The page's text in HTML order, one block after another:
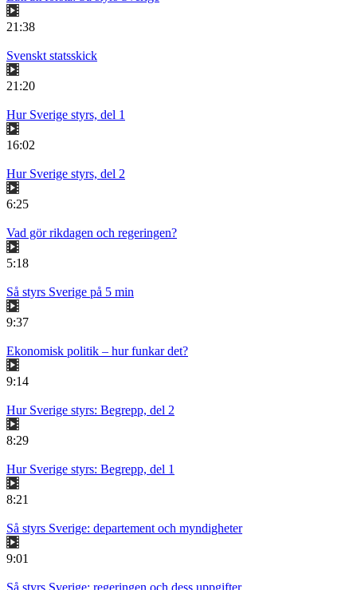
21:38
Svenskt statsskick
21:20
Hur Sverige styrs, del 1
16:02
Hur Sverige styrs, del 2
6:25
Vad gör rikdagen och regeringen?
5:18
Så styrs Sverige på 5 min
9:37
Ekonomisk politik – hur funkar det?
9:14
Hur Sverige styrs: Begrepp, del 2
8:29
Hur Sverige styrs: Begrepp, del 1
8:21
Så styrs Sverige: departement och myndigheter
9:01